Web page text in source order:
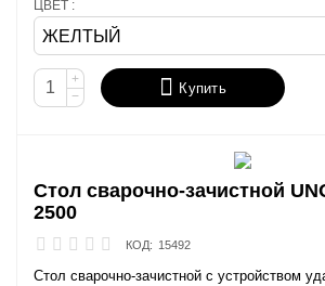
ЦВЕТ :
+
−
Купить
Стол сварочно-зачистной
2500
КОД: 15492
Стол сварочно-зачистной с устройством